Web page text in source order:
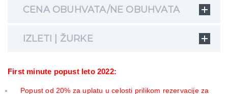
CENA OBUHVATA/NE OBUHVATA
IZLETI | ŽURKE
First minute popust leto 2022:
Popust od 20% za uplatu u celosti prilikom rezervacije za